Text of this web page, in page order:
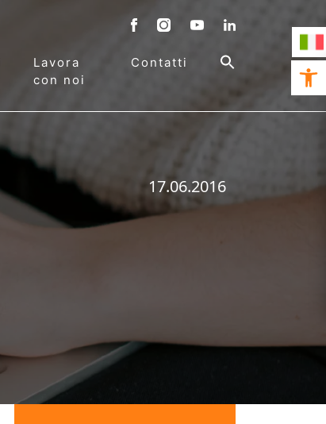
Lavora
con noi
Contatti
17.06.2016